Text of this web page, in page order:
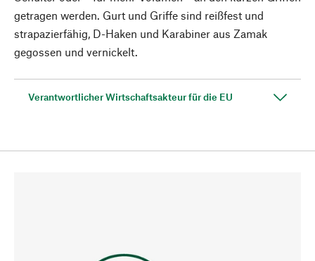
getragen werden. Gurt und Griffe sind reißfest und
strapazierfähig, D-Haken und Karabiner aus Zamak
gegossen und vernickelt.
Verantwortlicher Wirtschaftsakteur für die EU